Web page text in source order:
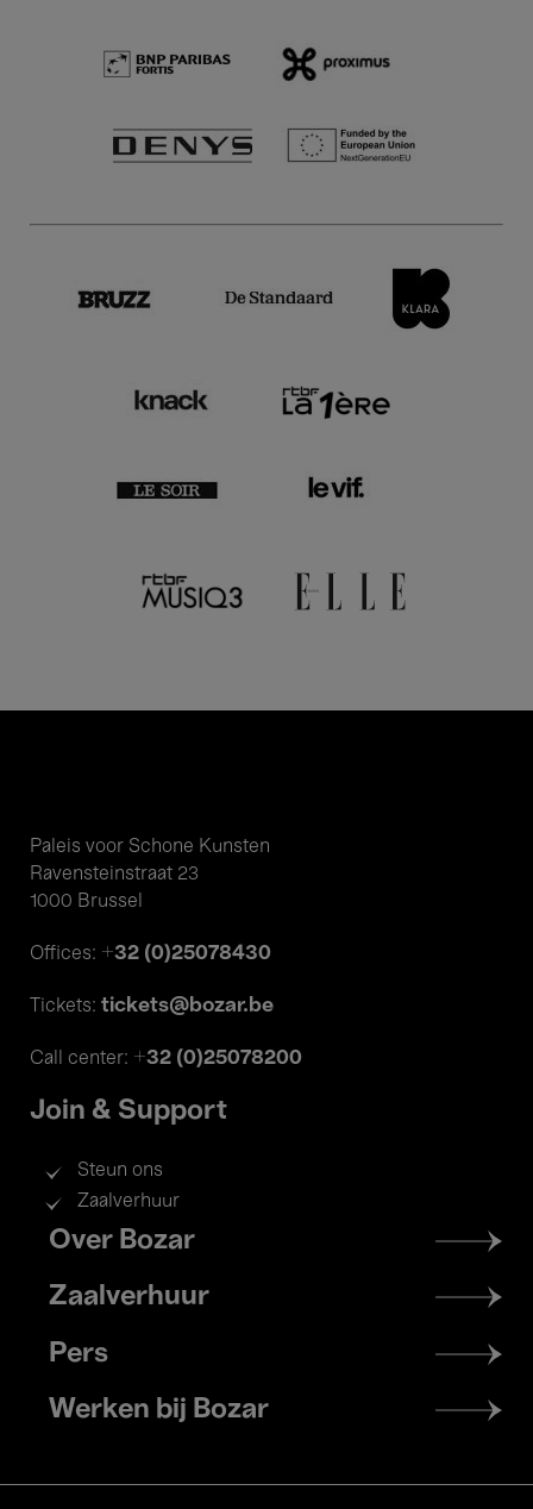
Paleis voor Schone Kunsten
Ravensteinstraat 23
1000 Brussel
Offices: +32 (0)25078430
Tickets: tickets@bozar.be
Call center: +32 (0)25078200
Join & Support
Steun ons
Zaalverhuur
Footer
menu
Over Bozar
Zaalverhuur
Pers
Werken bij Bozar